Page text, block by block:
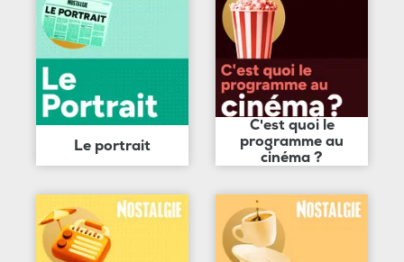
Le portrait
C'est quoi le
programme au
cinéma ?